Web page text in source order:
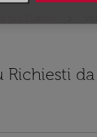
Richiesti